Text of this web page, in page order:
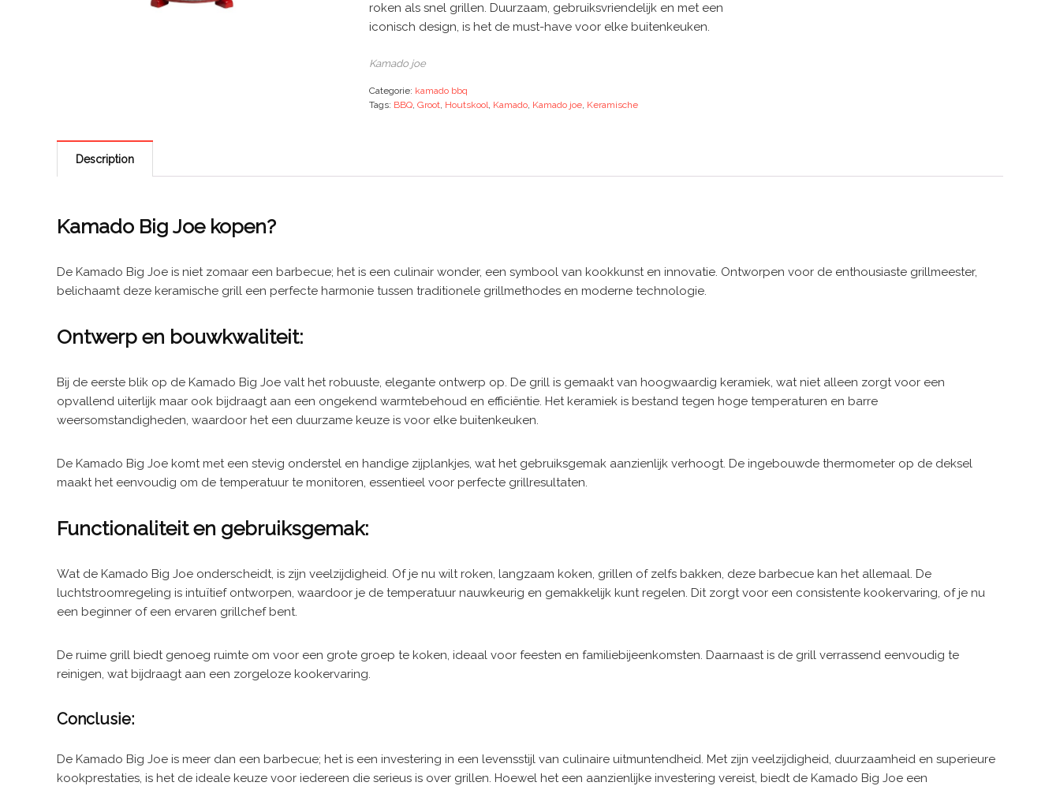
roken als snel grillen. Duurzaam, gebruiksvriendelijk en met een
iconisch design, is het de must-have voor elke buitenkeuken.
Kamado joe
Categorie: kamado bbq
Tags: BBQ, Groot, Houtskool, Kamado, Kamado joe, Keramische
Description
Kamado Big Joe kopen?
De Kamado Big Joe is niet zomaar een barbecue; het is een culinair wonder, een symbool van kookkunst en innovatie. Ontworpen voor de enthousiaste grillmeester,
belichaamt deze keramische grill een perfecte harmonie tussen traditionele grillmethodes en moderne technologie.
Ontwerp en bouwkwaliteit:
Bij de eerste blik op de Kamado Big Joe valt het robuuste, elegante ontwerp op. De grill is gemaakt van hoogwaardig keramiek, wat niet alleen zorgt voor een
opvallend uiterlijk maar ook bijdraagt aan een ongekend warmtebehoud en efficiëntie. Het keramiek is bestand tegen hoge temperaturen en barre
weersomstandigheden, waardoor het een duurzame keuze is voor elke buitenkeuken.
De Kamado Big Joe komt met een stevig onderstel en handige zijplankjes, wat het gebruiksgemak aanzienlijk verhoogt. De ingebouwde thermometer op de deksel
maakt het eenvoudig om de temperatuur te monitoren, essentieel voor perfecte grillresultaten.
Functionaliteit en gebruiksgemak:
Wat de Kamado Big Joe onderscheidt, is zijn veelzijdigheid. Of je nu wilt roken, langzaam koken, grillen of zelfs bakken, deze barbecue kan het allemaal. De
luchtstroomregeling is intuïtief ontworpen, waardoor je de temperatuur nauwkeurig en gemakkelijk kunt regelen. Dit zorgt voor een consistente kookervaring, of je nu
een beginner of een ervaren grillchef bent.
De ruime grill biedt genoeg ruimte om voor een grote groep te koken, ideaal voor feesten en familiebijeenkomsten. Daarnaast is de grill verrassend eenvoudig te
reinigen, wat bijdraagt aan een zorgeloze kookervaring.
Conclusie:
De Kamado Big Joe is meer dan een barbecue; het is een investering in een levensstijl van culinaire uitmuntendheid. Met zijn veelzijdigheid, duurzaamheid en superieure
kookprestaties, is het de ideale keuze voor iedereen die serieus is over grillen. Hoewel het een aanzienlijke investering vereist, biedt de Kamado Big Joe een